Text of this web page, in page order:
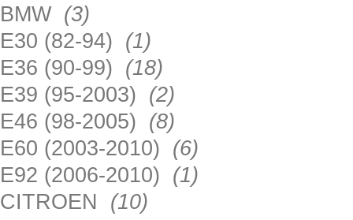
BMW (3)
E30 (82-94) (1)
E36 (90-99) (18)
E39 (95-2003) (2)
E46 (98-2005) (8)
E60 (2003-2010) (6)
E92 (2006-2010) (1)
CITROEN (10)